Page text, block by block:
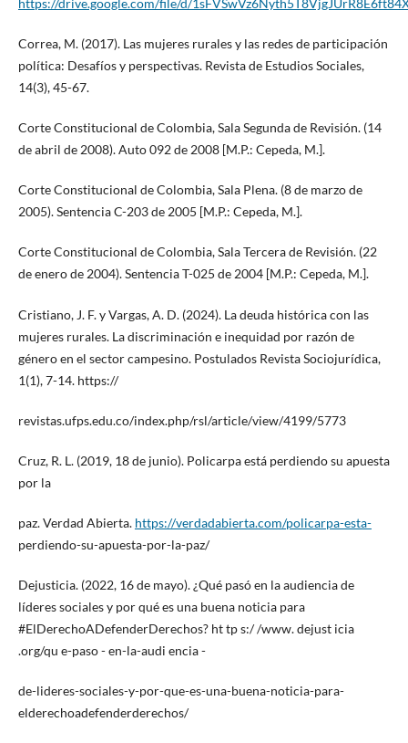
https://drive.google.com/file/d/
Correa, M. (2017). Las mujeres rurales y las redes de participación
política: Desafíos y perspectivas. Revista de Estudios Sociales,
14(3), 45-67.
Corte Constitucional de Colombia, Sala Segunda de Revisión. (14
de abril de 2008). Auto 092 de 2008 [M.P.: Cepeda, M.].
Corte Constitucional de Colombia, Sala Plena. (8 de marzo de
2005). Sentencia C-203 de 2005 [M.P.: Cepeda, M.].
Corte Constitucional de Colombia, Sala Tercera de Revisión. (22
de enero de 2004). Sentencia T-025 de 2004 [M.P.: Cepeda, M.].
Cristiano, J. F. y Vargas, A. D. (2024). La deuda histórica con las
mujeres rurales. La discriminación e inequidad por razón de
género en el sector campesino. Postulados Revista Sociojurídica,
1(1), 7-14. https://
revistas.ufps.edu.co/index.php/rsl/article/view/4199/5773
Cruz, R. L. (2019, 18 de junio). Policarpa está perdiendo su apuesta
por la
paz. Verdad Abierta. https://verdadabierta.com/policarpa-esta-
perdiendo-su-apuesta-por-la-paz/
Dejusticia. (2022, 16 de mayo). ¿Qué pasó en la audiencia de
líderes sociales y por qué es una buena noticia para
#ElDerechoADefenderDerechos? ht tp s:/ /www. dejust icia
.org/qu e-paso - en-la-audi encia -
de-lideres-sociales-y-por-que-es-una-buena-noticia-para-
elderechoadefenderderechos/